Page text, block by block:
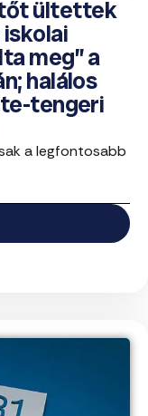
ültettek
iskolai
meg” a
halálos
tengeri
a legfontosabb